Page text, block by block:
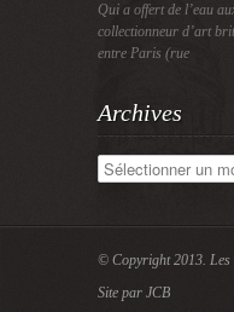
Qui a offert de l’eau
collectionneur d’art
entre Paris (rue
Archives
Archives
© Copyright 2013. Les
Site par JCB